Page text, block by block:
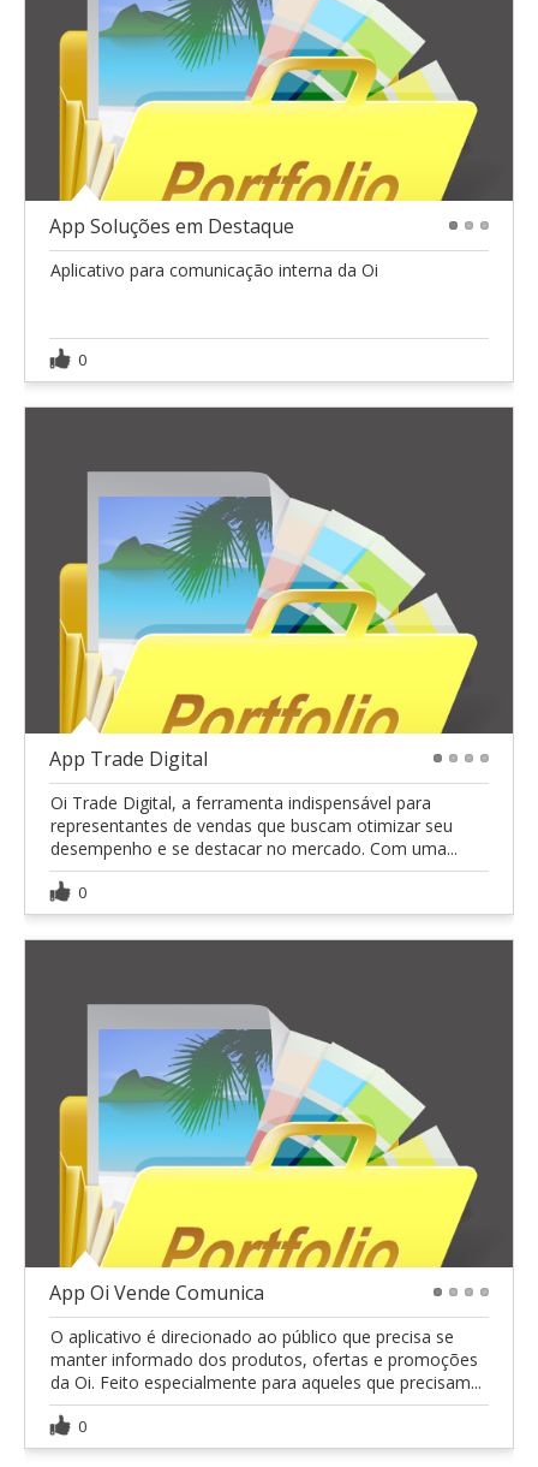
App Soluções em Destaque
Aplicativo para comunicação interna da Oi
0
App Trade Digital
Oi Trade Digital, a ferramenta indispensável para
representantes de vendas que buscam otimizar seu
desempenho e se destacar no mercado. Com uma...
0
App Oi Vende Comunica
O aplicativo é direcionado ao público que precisa se
manter informado dos produtos, ofertas e promoções
da Oi. Feito especialmente para aqueles que precisam...
0